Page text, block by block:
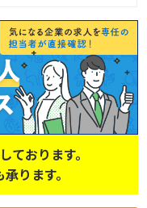
ております。
ります。